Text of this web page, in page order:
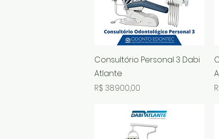
Visualização rápida
Consultório Personal 3 Dabi
Atlante
Preço
R$ 38.900,00